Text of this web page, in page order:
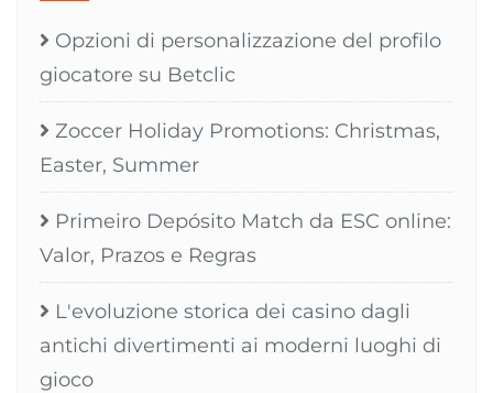
Opzioni di personalizzazione del profilo
giocatore su Betclic
Zoccer Holiday Promotions: Christmas,
Easter, Summer
Primeiro Depósito Match da ESC online:
Valor, Prazos e Regras
L'evoluzione storica dei casino dagli
antichi divertimenti ai moderni luoghi di
gioco